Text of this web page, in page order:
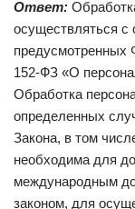
Ответ:
осуществляться с
предусмотренных
152-ФЗ «О
Обработка
определенных
Закона, в том
необходима для
международным
законом, для